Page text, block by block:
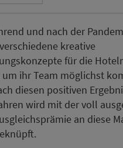
und nach der
kreative
für die
ihr Team möglichst
diesen positiven
wird mit der voll
an diese